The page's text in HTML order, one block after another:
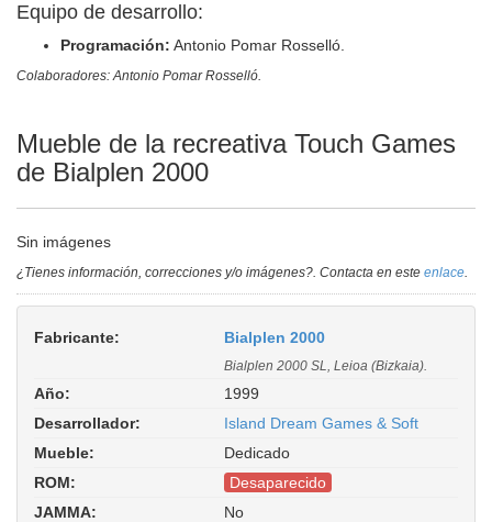
Equipo de desarrollo:
Programación: Antonio Pomar Rosselló.
Colaboradores: Antonio Pomar Rosselló.
Mueble de la recreativa Touch Games
de Bialplen 2000
Sin imágenes
¿Tienes información, correcciones y/o imágenes?. Contacta en este enlace.
Fabricante: Bialplen 2000
Bialplen 2000 SL, Leioa (Bizkaia).
Año:
1999
Desarrollador:
Island Dream Games & Soft
Mueble:
Dedicado
ROM:
Desaparecido
JAMMA:
No